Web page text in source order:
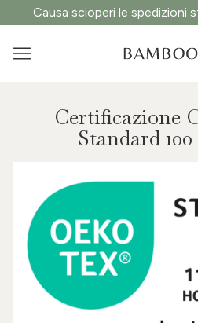
Causa scioperi le spedizioni
Certificazione
Standard